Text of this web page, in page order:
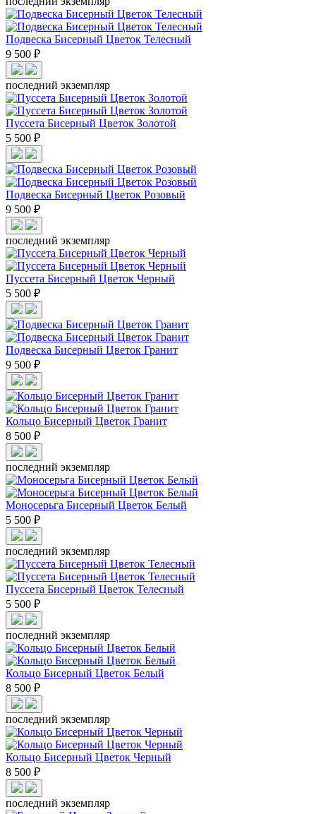
Подвеска Бисерный Цветок Телесный
9 500 ₽
последний экземпляр
Пуссета Бисерный Цветок Золотой
5 500 ₽
Подвеска Бисерный Цветок Розовый
9 500 ₽
последний экземпляр
Пуссета Бисерный Цветок Черный
5 500 ₽
Подвеска Бисерный Цветок Гранит
9 500 ₽
Кольцо Бисерный Цветок Гранит
8 500 ₽
последний экземпляр
Моносерьга Бисерный Цветок Белый
5 500 ₽
последний экземпляр
Пуссета Бисерный Цветок Телесный
5 500 ₽
последний экземпляр
Кольцо Бисерный Цветок Белый
8 500 ₽
последний экземпляр
Кольцо Бисерный Цветок Черный
8 500 ₽
последний экземпляр